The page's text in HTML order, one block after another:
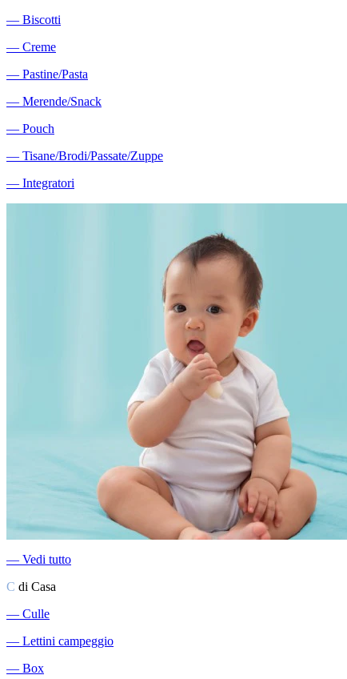
― Biscotti
― Creme
― Pastine/Pasta
― Merende/Snack
― Pouch
― Tisane/Brodi/Passate/Zuppe
― Integratori
― Vedi tutto
C di Casa
― Culle
― Lettini campeggio
― Box